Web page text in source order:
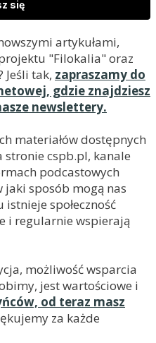
się
artykułami,
"Filokalia" oraz
tak, zapraszamy do
gdzie znajdziesz
newslettery.
materiałów dostępnych
cspb.pl, kanale
podcastowych
jaki sposób mogą nas
istnieje społeczność
i regularnie wspierają
możliwość wsparcia
jest wartościowe i
od teraz masz
za każde